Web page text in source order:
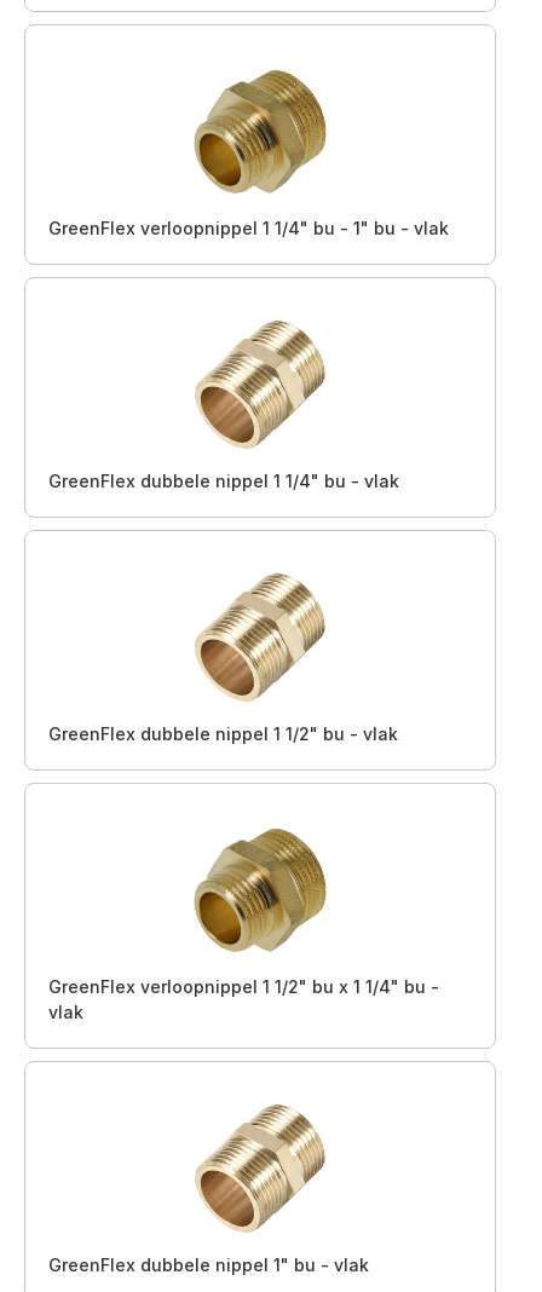
GreenFlex verloopnippel 1 1/4" bu - 1" bu - vlak
GreenFlex dubbele nippel 1 1/4" bu - vlak
GreenFlex dubbele nippel 1 1/2" bu - vlak
GreenFlex verloopnippel 1 1/2" bu x 1 1/4" bu -
vlak
GreenFlex dubbele nippel 1" bu - vlak